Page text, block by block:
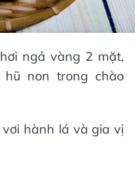
ngả vàng 2 mặt,
non trong chào
hành lá và gia vị